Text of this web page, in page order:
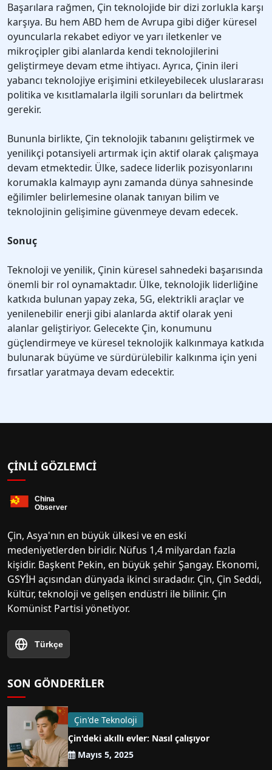
Başarılara rağmen, Çin teknolojide bir dizi zorlukla karşı
karşıya. Bu hem ABD hem de Avrupa gibi diğer küresel
oyuncularla rekabet ediyor ve yarı iletkenler ve
mikroçipler gibi alanlarda kendi teknolojilerini
geliştirmeye devam etme ihtiyacı. Ayrıca, Çinin ileri
yabancı teknolojiye erişimini etkileyebilecek uluslararası
politika ve kısıtlamalarla ilgili sorunları da belirtmek
gerekir.
Bununla birlikte, Çin teknolojik tabanını geliştirmek ve
yenilikçi potansiyeli artırmak için aktif olarak çalışmaya
devam etmektedir. Ülke, sadece liderlik pozisyonlarını
korumakla kalmayıp aynı zamanda dünya sahnesinde
eğilimler belirlemesine olanak tanıyan bilim ve
teknolojinin gelişimine güvenmeye devam edecek.
Sonuç
Teknoloji ve yenilik, Çinin küresel sahnedeki başarısında
önemli bir rol oynamaktadır. Ülke, teknolojik liderliğine
katkıda bulunan yapay zeka, 5G, elektrikli araçlar ve
yenilenebilir enerji gibi alanlarda aktif olarak yeni
alanlar geliştiriyor. Gelecekte Çin, konumunu
güçlendirmeye ve küresel teknolojik kalkınmaya katkıda
bulunarak büyüme ve sürdürülebilir kalkınma için yeni
fırsatlar yaratmaya devam edecektir.
ÇINLI GÖZLEMCI
Çin, Asya'nın en büyük ülkesi ve en eski
medeniyetlerden biridir. Nüfus 1,4 milyardan fazla
kişidir. Başkent Pekin, en büyük şehir Şangay. Ekonomi,
GSYİH açısından dünyada ikinci sıradadır. Çin, Çin Seddi,
kültür, teknoloji ve gelişen endüstri ile bilinir. Çin
Komünist Partisi yönetiyor.
Türkçe
SON GÖNDERILER
Çin'de Teknoloji
Çin'deki akıllı evler: Nasıl çalışıyor
Mayıs 5, 2025